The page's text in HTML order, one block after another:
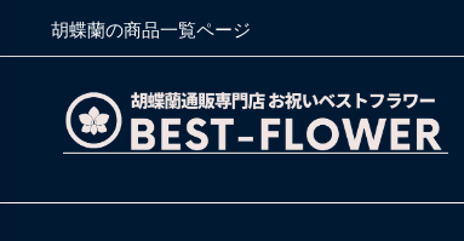
胡蝶蘭の商品一覧ページ